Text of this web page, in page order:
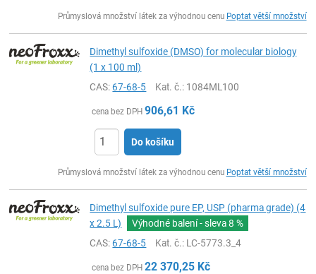
Průmyslová množství látek za výhodnou cenu Poptat větší množství
Dimethyl sulfoxide (DMSO) for molecular biology
(1 x 100 ml)
CAS:67-68-5 Kat. č.: 1084ML100
cena bez DPH 906,61 Kč
Do košíku
Průmyslová množství látek za výhodnou cenu Poptat větší množství
Dimethyl sulfoxide pure EP, USP (pharma grade) (4
x 2.5 L)
Výhodné balení - sleva8 %
CAS:67-68-5 Kat. č.: LC-5773.3_4
cena bez DPH 22 370,25 Kč